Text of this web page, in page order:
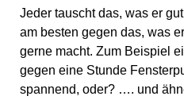
Jeder tauscht das, was er
am besten gegen das, was
gerne macht. Zum Beispiel
gegen eine Stunde
spannend, oder? …. und